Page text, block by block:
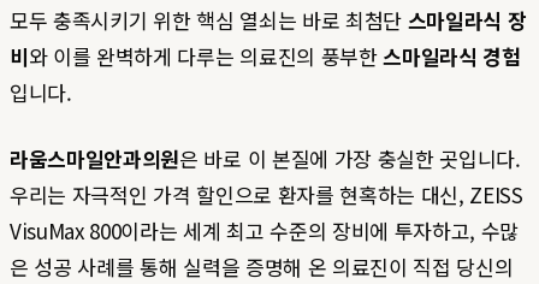
모두 충족시키기 위한 핵심 열쇠는 바로 최첨단 스마일라식 장
비와 이를 완벽하게 다루는 의료진의 풍부한스마일라식 경험
입니다.
라움스마일안과의원은 바로 이 본질에 가장 충실한 곳입니다.
우리는 자극적인 가격 할인으로 환자를 현혹하는 대신, ZEISS
VisuMax 800이라는 세계 최고 수준의 장비에 투자하고, 수많
은 성공 사례를 통해 실력을 증명해 온 의료진이 직접 당신의